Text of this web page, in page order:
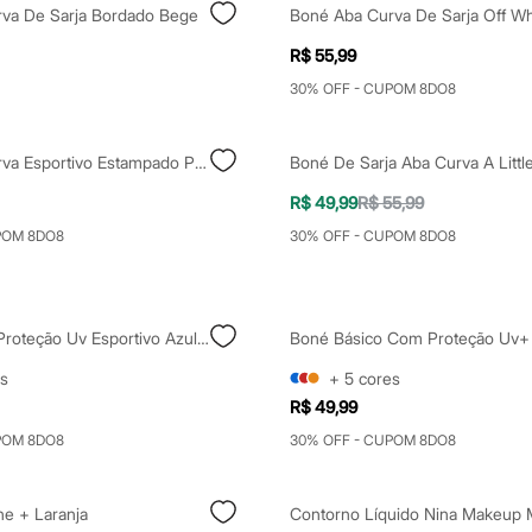
De Sarja Bordado Bege
Boné Aba Curva De Sarja Off
R$ 55,99
30% OFF - CUPOM 8DO8
Boné Aba Curva Esportivo Estampado Preto
8DO8
R$ 49,99R$ 55,99
30% OFF - CUPOM 8DO8
Boné Básico Proteção Uv Esportivo Azul Marinho
8DO8
+ 5 cores
R$ 49,99
30% OFF - CUPOM 8DO8
+ Laranja